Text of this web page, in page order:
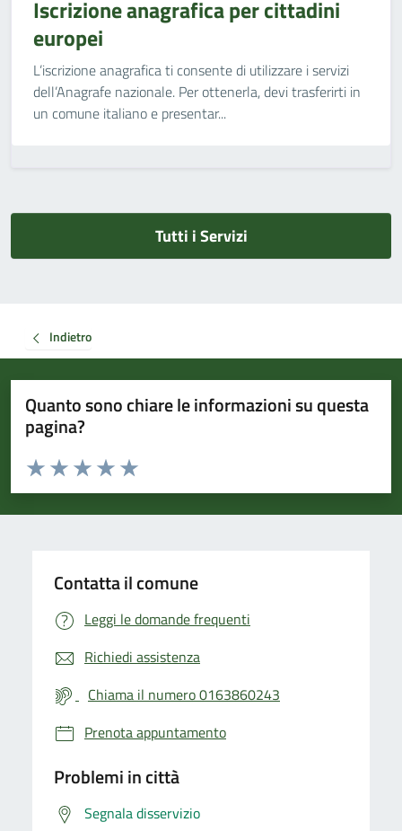
Iscrizione anagrafica per cittadini
europei
L’iscrizione anagrafica ti consente di utilizzare i servizi
dell’Anagrafe nazionale. Per ottenerla, devi trasferirti in
un comune italiano e presentar...
Tutti i Servizi
Indietro
Quanto sono chiare le informazioni su questa
pagina?
Valuta da 1 a 5 stelle la pagina
Valuta 5 stelle su 5
Valuta 4 stelle su 5
Valuta 3 stelle su 5
Valuta 2 stelle su 5
Valuta 1 stelle su 5
Contatta il comune
Leggi le domande frequenti
Richiedi assistenza
Chiama il numero 0163860243
Prenota appuntamento
Problemi in città
Segnala disservizio